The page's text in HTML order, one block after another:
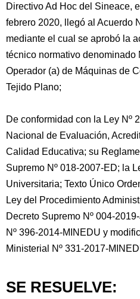
Directivo Ad Hoc del Sineace,
febrero 2020, llegó al Acuerdo
mediante el cual se aprobó la
técnico normativo denominado
Operador (a) de Máquinas de
Tejido Plano;
De conformidad con la Ley Nº
Nacional de Evaluación,
Calidad Educativa; su
Supremo Nº 018-2007-ED; la
Universitaria; Texto Único
Ley del Procedimiento
Decreto Supremo Nº 004-
Nº 396-2014-MINEDU y
Ministerial Nº 331-2017-
SE RESUELVE: